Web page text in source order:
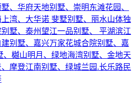
、华府天地别墅、崇明东滩花园、
湾、大华诺 斐墅别墅、丽水山体独
墅、泰州望江一品别墅、 平湖滨江
别墅、嘉兴万家花城合院别墅、嘉
、樾山明月、绿地海湾别墅、金地天
摩登江南别墅、绿城兰园.长乐路民